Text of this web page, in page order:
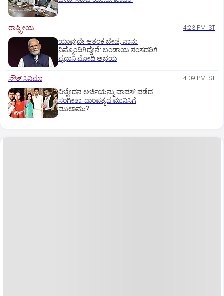
ರಾಷ್ಟ್ರೀಯ 4:23 PM IST
ಯಾವುದೇ ಆತಂಕ ಬೇಡ, ನಾನು
ನಿಮ್ಮೊಂದಿಗಿದ್ದೇನೆ: ಬಂಡಾಯ ಸಂಸದರಿಗೆ
ಪ್ರಧಾನಿ ಮೋದಿ ಅಭಯ
ಸೌತ್‌ ಸಿನಿಮಾ 4:09 PM IST
ವಿಚ್ಛೇದನ ಅರ್ಜಿಯನ್ನು ವಾಪಸ್‌ ಪಡೆದ
ಸಂಗೀತಾ: ದಾಂಪತ್ಯದ ಮುನಿಸಿಗೆ
ಮುಲಾಮು?